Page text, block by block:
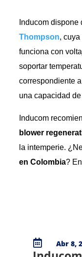
Inducom dispone
Thompson,
funciona con
soportar
correspondiente
una capacidad
Inducom
blower
la intemperie.
en Colombia?
 Abr 8,